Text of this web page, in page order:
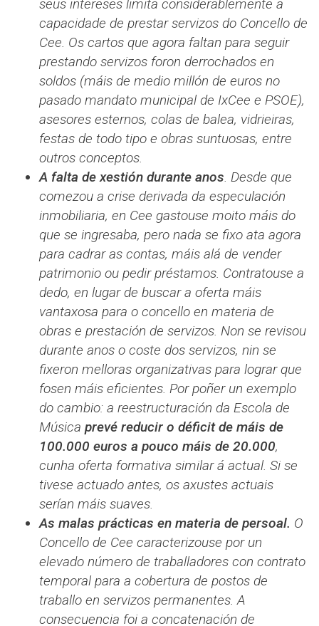
seus intereses limita considerablemente a
capacidade de prestar servizos do Concello de
Cee. Os cartos que agora faltan para seguir
prestando servizos foron derrochados en
soldos (máis de medio millón de euros no
pasado mandato municipal de IxCee e PSOE),
asesores esternos, colas de balea, vidrieiras,
festas de todo tipo e obras suntuosas, entre
outros conceptos.
A falta de xestión durante anos. Desde que
comezou a crise derivada da especulación
inmobiliaria, en Cee gastouse moito máis do
que se ingresaba, pero nada se fixo ata agora
para cadrar as contas, máis alá de vender
patrimonio ou pedir préstamos. Contratouse a
dedo, en lugar de buscar a oferta máis
vantaxosa para o concello en materia de
obras e prestación de servizos. Non se revisou
durante anos o coste dos servizos, nin se
fixeron melloras organizativas para lograr que
fosen máis eficientes. Por poñer un exemplo
do cambio: a reestructuración da Escola de
Música prevé reducir o déficit de máis de
100.000 euros a pouco máis de 20.000,
cunha oferta formativa similar á actual. Si se
tivese actuado antes, os axustes actuais
serían máis suaves.
As malas prácticas en materia de persoal. O
Concello de Cee caracterizouse por un
elevado número de traballadores con contrato
temporal para a cobertura de postos de
traballo en servizos permanentes. A
consecuencia foi a concatenación de